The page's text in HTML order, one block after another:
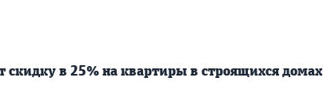
скидку в 25% на квартиры в строящихся домах